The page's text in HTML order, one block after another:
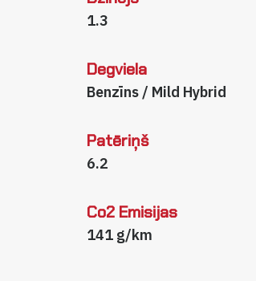
1.3
Degviela
Benzīns / Mild Hybrid
Patēriņš
6.2
Co2 Emisijas
141 g/km